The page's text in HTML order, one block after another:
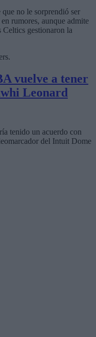
no le sorprendió ser
rumores, aunque admite
Celtics gestionaron la
vuelve a tener
Leonard
tenido un acuerdo con
del Intuit Dome